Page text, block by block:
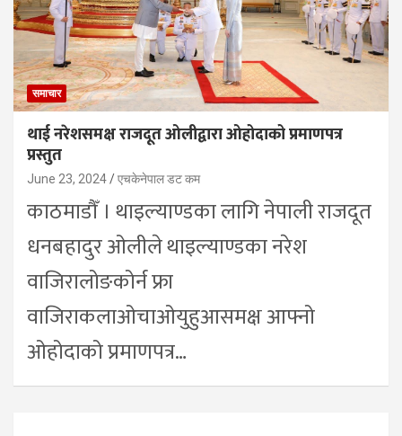
समाचार
थाई नरेशसमक्ष राजदूत ओलीद्वारा ओहोदाको प्रमाणपत्र
प्रस्तुत
June 23, 2024 एचकेनेपाल डट कम
काठमाडौँ । थाइल्याण्डका लागि नेपाली राजदूत
धनबहादुर ओलीले थाइल्याण्डका नरेश
वाजिरालोङकोर्न फ्रा
वाजिराकलाओचाओयुहुआसमक्ष आफ्नो
ओहोदाको प्रमाणपत्र…